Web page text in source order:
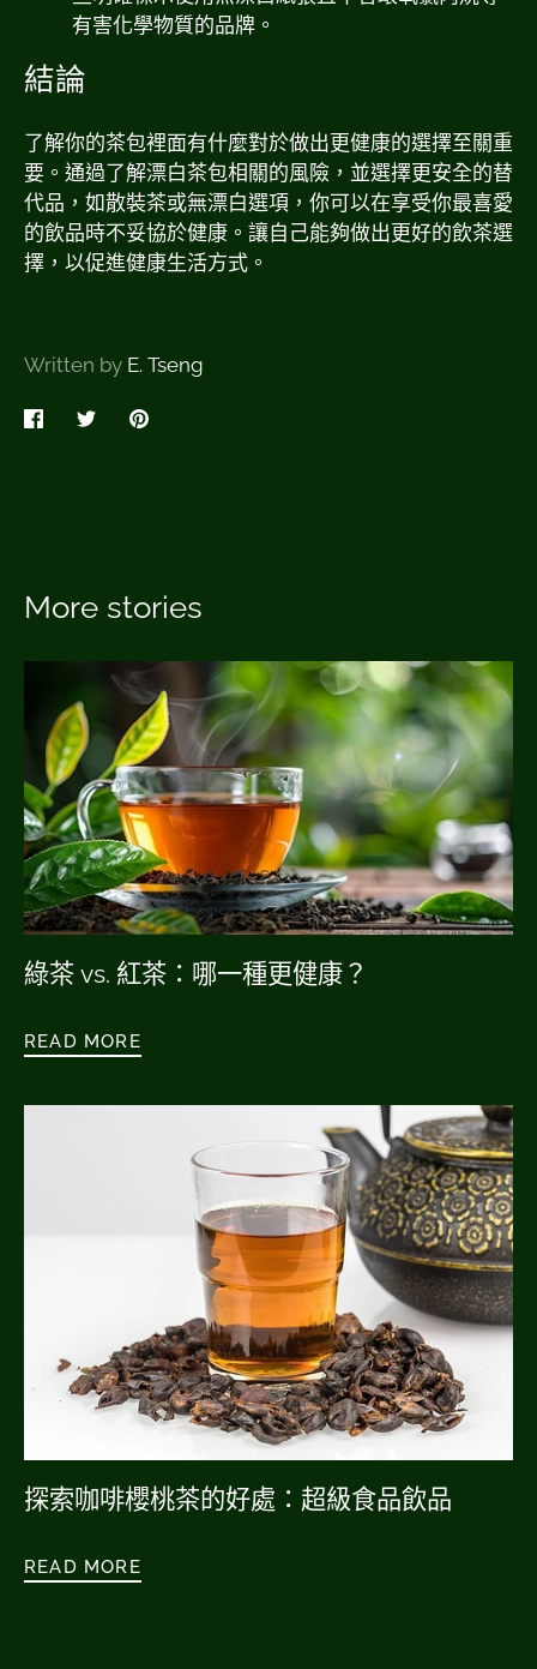
有害化學物質的品牌。
結論
了解你的茶包裡面有什麼對於做出更健康的選擇至關重
要。通過了解漂白茶包相關的風險，並選擇更安全的替
代品，如散裝茶或無漂白選項，你可以在享受你最喜愛
的飲品時不妥協於健康。讓自己能夠做出更好的飲茶選
擇，以促進健康生活方式。
Written by E. Tseng
在
SharePin
More stories
綠茶 vs. 紅茶：哪一種更健康？
READ MORE
探索咖啡櫻桃茶的好處：超級食品飲品
READ MORE